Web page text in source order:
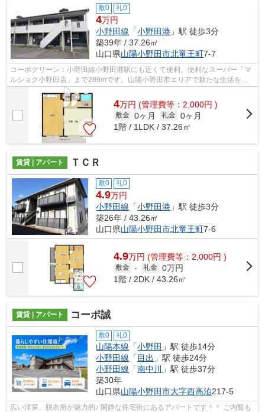
敷0 礼0
4万円
小野田線 「小野田港 」駅 徒歩3分
築39年 / 37.26㎡
山口県山陽小野田市北竜王町7-7
コーポグリーン：小野田線小野田港駅にも近くて便利。便利なスーパー「マ
ルショク小野田店」まで289mです。山陽小野田市エリアで新たな生活を始
めたいとお考えの方。賃貸情報のことな...
4万円 (管理費等：2,000円 )
敷金 0ヶ月 礼金 0ヶ月
1階 / 1LDK / 37.26㎡
賃貸 | アパート ＴＣＲ
敷0 礼0
4.9万円
小野田線 「小野田港 」駅 徒歩3分
築26年 / 43.26㎡
山口県山陽小野田市北竜王町7-6
4.9万円 (管理費等：2,000円 )
敷金 - 礼金 0万円
1階 / 2DK / 43.26㎡
賃貸 | アパート コーポ誠
敷0 礼0
山陽本線 「小野田 」駅 徒歩14分
小野田線 「 目出 」駅 徒歩24分
小野田線 「南中川
」駅 徒歩37分
築30年
山口県山陽小野田市大字西高泊217-5
広い洋室、脱衣所が魅力的♪ 閑静な住宅街にあるアパートです＾＾ ご内覧も